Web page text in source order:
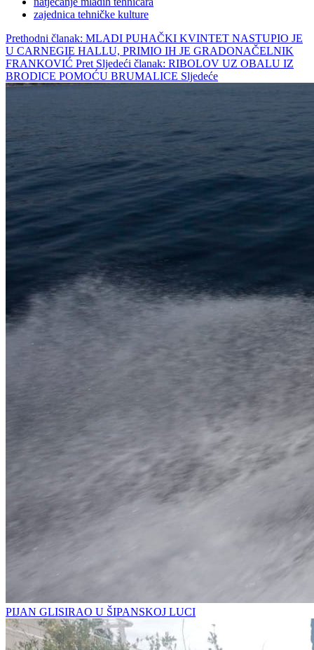
zajednica tehničke kulture
Prethodni članak: MLADI PUHAČKI KVINTET NASTUPIO JE
U CARNEGIE HALLU, PRIMIO IH JE GRADONAČELNIK
FRANKOVIĆ Pret Sljedeći članak: RIBOLOV UZ OBALU IZ
BRODICE POMOĆU BRUMALICE Sljedeće
PIJAN GLISIRAO U ŠIPANSKOJ LUCI